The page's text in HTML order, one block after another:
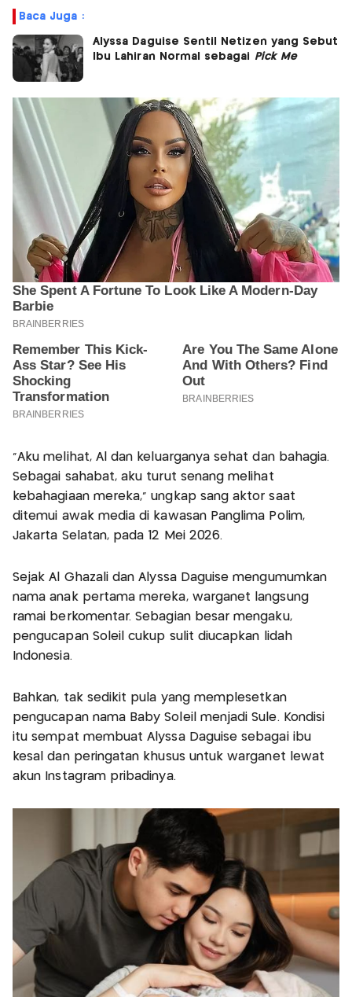
Baca Juga :
Alyssa Daguise Sentil Netizen yang Sebut
Ibu Lahiran Normal sebagai Pick Me
"Aku melihat, Al dan keluarganya sehat dan bahagia.
Sebagai sahabat, aku turut senang melihat
kebahagiaan mereka,” ungkap sang aktor saat
ditemui awak media di kawasan Panglima Polim,
Jakarta Selatan, pada 12 Mei 2026.
Sejak Al Ghazali dan Alyssa Daguise mengumumkan
nama anak pertama mereka, warganet langsung
ramai berkomentar. Sebagian besar mengaku,
pengucapan Soleil cukup sulit diucapkan lidah
Indonesia.
Bahkan, tak sedikit pula yang memplesetkan
pengucapan nama Baby Soleil menjadi Sule. Kondisi
itu sempat membuat Alyssa Daguise sebagai ibu
kesal dan peringatan khusus untuk warganet lewat
akun Instagram pribadinya.